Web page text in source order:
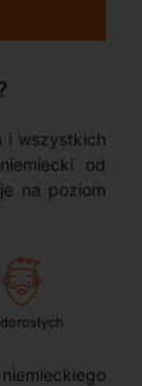
i wszystkich
od
na poziom